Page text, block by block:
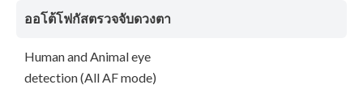
ออโต้โฟกัสตรวจจับดวงตา
Human and Animal eye
detection (All AF mode)